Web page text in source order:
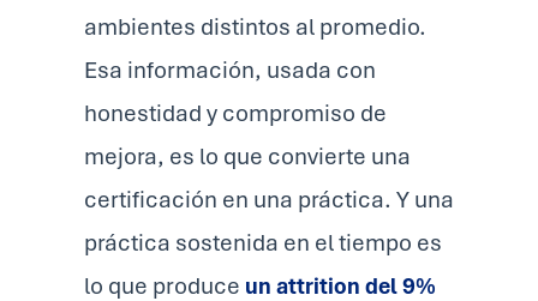
ambientes distintos al promedio.
Esa información, usada con
honestidad y compromiso de
mejora, es lo que convierte una
certificación en una práctica. Y una
práctica sostenida en el tiempo es
lo que produce un attrition del 9%